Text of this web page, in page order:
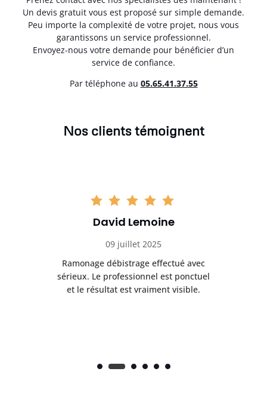
Un devis gratuit vous est proposé sur simple demande.
Peu importe la complexité de votre projet, nous vous
garantissons un service professionnel.
Envoyez-nous votre demande pour bénéficier d’un
service de confiance.
Par téléphone au 05.65.41.37.55
Nos clients témoignent
David Lemoine
09 juillet 2025
Ramonage débistrage effectué avec
sérieux. Le professionnel est ponctuel
et le résultat est vraiment visible.